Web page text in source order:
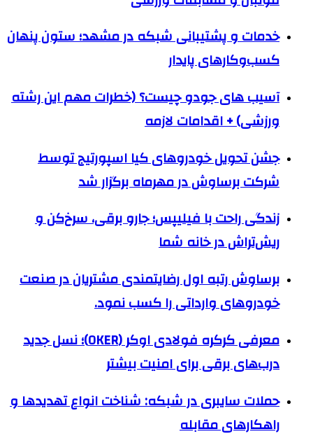
خدمات و پشتیبانی شبکه در مشهد؛ ستون پنهان
کسب‌وکارهای پایدار
آسیب های جودو چیست؟ (خطرات مهم این رشته
ورزشی) + اقدامات لازمه
جشن تحویل خودروهای کیا اسپورتیج توسط
شرکت برساوش در مهرماه برگزار شد
زندگی راحت با فیلیپس؛ جارو برقی، سرخ‌کن و
ریش‌تراش در خانه شما
برساوش رتبه اول رضایتمندی مشتریان در صنعت
خودروهای وارداتی را کسب نمود.
معرفی کرکره فولادی اوکر (OKER)؛ نسل جدید
درب‌های برقی برای امنیت بیشتر
حملات سایبری در شبکه: شناخت انواع تهدیدها و
راهکارهای مقابله